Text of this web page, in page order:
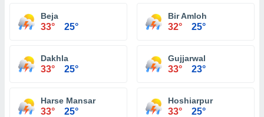
Beja
33° 25°
Bir Amloh
32° 25°
Dakhla
33° 25°
Gujjarwal
33° 23°
Harse Mansar
33° 25°
Hoshiarpur
33° 25°